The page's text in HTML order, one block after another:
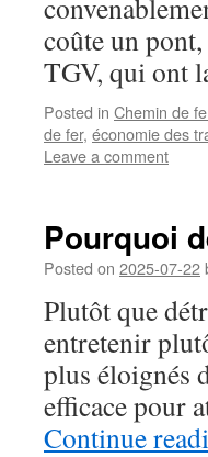
coûte un
TGV, qui ont
Posted in Chemin de
de fer, économie des
Leave a comment
Pourquoi
Posted on 2025-07-22
Plutôt que
entretenir
plus éloignés
efficace pour
Continue